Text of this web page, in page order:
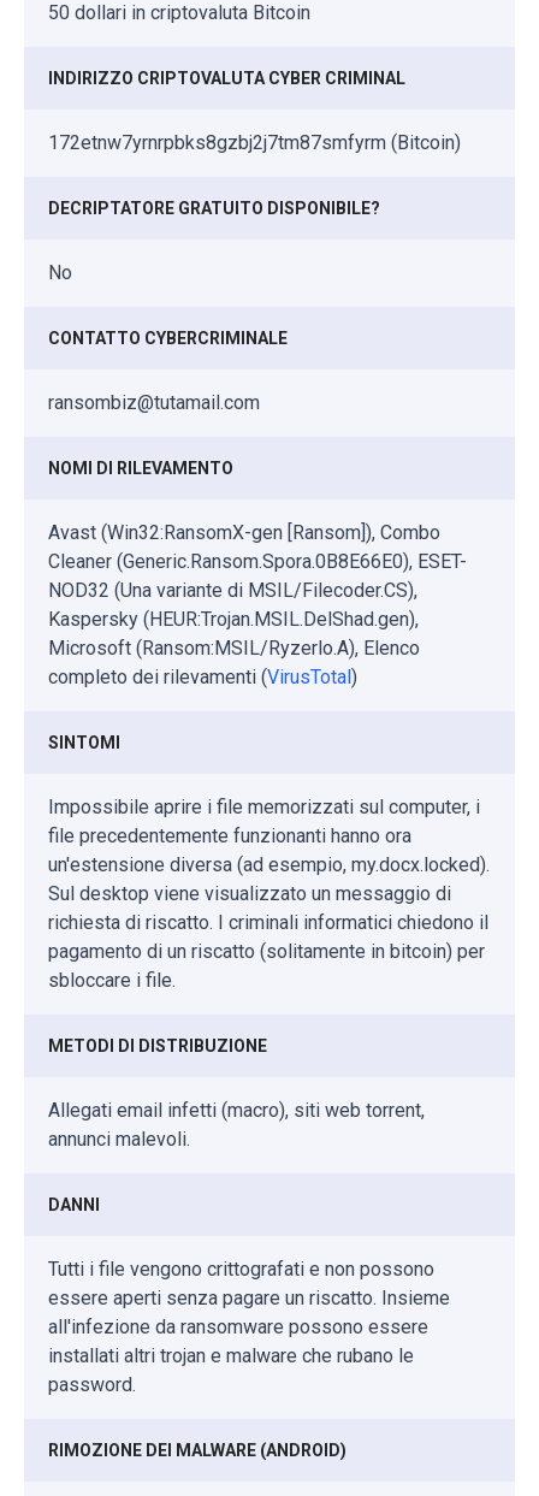
50 dollari in criptovaluta Bitcoin
INDIRIZZO CRIPTOVALUTA CYBER CRIMINAL
172etnw7yrnrpbks8gzbj2j7tm87smfyrm (Bitcoin)
DECRIPTATORE GRATUITO DISPONIBILE?
No
CONTATTO CYBERCRIMINALE
ransombiz@tutamail.com
NOMI DI RILEVAMENTO
Avast (Win32:RansomX-gen [Ransom]), Combo
Cleaner (Generic.Ransom.Spora.0B8E66E0), ESET-
NOD32 (Una variante di MSIL/Filecoder.CS),
Kaspersky (HEUR:Trojan.MSIL.DelShad.gen),
Microsoft (Ransom:MSIL/Ryzerlo.A), Elenco
completo dei rilevamenti (VirusTotal)
SINTOMI
Impossibile aprire i file memorizzati sul computer, i
file precedentemente funzionanti hanno ora
un'estensione diversa (ad esempio, my.docx.locked).
Sul desktop viene visualizzato un messaggio di
richiesta di riscatto. I criminali informatici chiedono il
pagamento di un riscatto (solitamente in bitcoin) per
sbloccare i file.
METODI DI DISTRIBUZIONE
Allegati email infetti (macro), siti web torrent,
annunci malevoli.
DANNI
Tutti i file vengono crittografati e non possono
essere aperti senza pagare un riscatto. Insieme
all'infezione da ransomware possono essere
installati altri trojan e malware che rubano le
password.
RIMOZIONE DEI MALWARE (ANDROID)